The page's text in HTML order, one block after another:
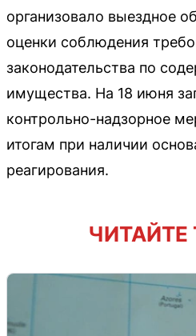
организовало выездное
оценки соблюдения
законодательства по
имущества. На 18 июня
контрольно-надзорное
итогам при наличии
реагирования.